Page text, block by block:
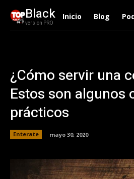
Black
version PRO
Inicio Blog
¿Cómo servir una
Estos son algunos
prácticos
Enterate mayo 30, 2020